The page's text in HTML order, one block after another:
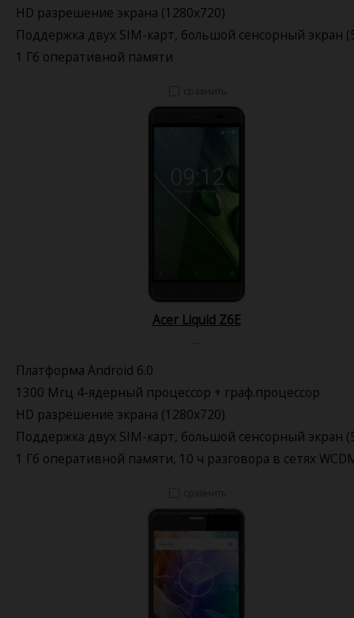
HD разрешение экрана (1280x720)
Поддержка двух SIM-карт, большой сенсорный экран
1 Гб оперативной памяти
Acer Liquid Z6E
Платформа Android 6.0
1300 Мгц 4-ядерный процессор + граф.процессор
HD разрешение экрана (1280x720)
Поддержка двух SIM-карт, большой сенсорный экран
1 Гб оперативной памяти, 10 ч разговора в сетях